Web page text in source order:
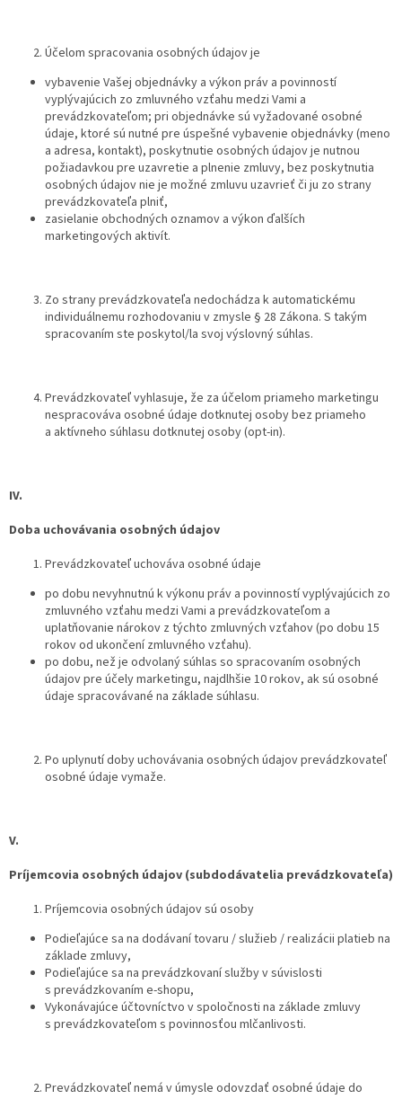
Účelom spracovania osobných údajov je
vybavenie Vašej objednávky a výkon práv a povinností
vyplývajúcich zo zmluvného vzťahu medzi Vami a
prevádzkovateľom; pri objednávke sú vyžadované osobné
údaje, ktoré sú nutné pre úspešné vybavenie objednávky (meno
a adresa, kontakt), poskytnutie osobných údajov je nutnou
požiadavkou pre uzavretie a plnenie zmluvy, bez poskytnutia
osobných údajov nie je možné zmluvu uzavrieť či ju zo strany
prevádzkovateľa plniť,
zasielanie obchodných oznamov a výkon ďalších
marketingových aktivít.
Zo strany prevádzkovateľa nedochádza k automatickému
individuálnemu rozhodovaniu v zmysle § 28 Zákona. S takým
spracovaním ste poskytol/la svoj výslovný súhlas.
Prevádzkovateľ vyhlasuje, že za účelom priameho marketingu
nespracováva osobné údaje dotknutej osoby bez priameho
a aktívneho súhlasu dotknutej osoby (opt-in).
IV.
Doba uchovávania osobných údajov
Prevádzkovateľ uchováva osobné údaje
po dobu nevyhnutnú k výkonu práv a povinností vyplývajúcich zo
zmluvného vzťahu medzi Vami a prevádzkovateľom a
uplatňovanie nárokov z týchto zmluvných vzťahov (po dobu 15
rokov od ukončení zmluvného vzťahu).
po dobu, než je odvolaný súhlas so spracovaním osobných
údajov pre účely marketingu, najdlhšie 10 rokov, ak sú osobné
údaje spracovávané na základe súhlasu.
Po uplynutí doby uchovávania osobných údajov prevádzkovateľ
osobné údaje vymaže.
V.
Príjemcovia osobných údajov (subdodávatelia prevádzkovateľa)
Príjemcovia osobných údajov sú osoby
Podieľajúce sa na dodávaní tovaru / služieb / realizácii platieb na
základe zmluvy,
Podieľajúce sa na prevádzkovaní služby v súvislosti
s prevádzkovaním e-shopu,
Vykonávajúce účtovníctvo v spoločnosti na základe zmluvy
s prevádzkovateľom s povinnosťou mlčanlivosti.
Prevádzkovateľ nemá v úmysle odovzdať osobné údaje do